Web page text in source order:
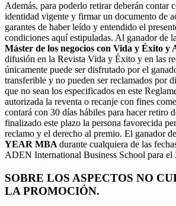
Además, para poderlo retirar deberán contar
identidad vigente y firmar un documento de
garantes de haber leído y entendido el
condiciones aquí estipuladas. Al ganador de
Máster de los negocios con Vida y Éxito y
difusión en la Revista Vida y Éxito y en las
únicamente puede ser disfrutado por el
transferible y no pueden ser reclamados por
que no sean los especificados en este
autorizada la reventa o recanje con fines
contará con 30 días hábiles para hacer retiro
finalizado este plazo la persona favorecida
reclamo y el derecho al premio. El ganador
YEAR MBA durante cualquiera de las
ADEN International Business School para el
SOBRE LOS ASPECTOS NO
LA PROMOCIÓN.